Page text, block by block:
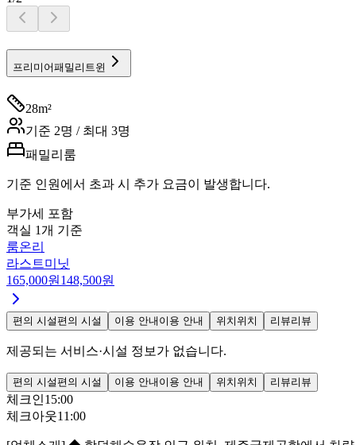
프리미어패밀리트윈
28m²
기준 2명 / 최대 3명
패밀리룸
기준 인원에서 초과 시 추가 요금이 발생합니다.
부가세 포함
객실 1개 기준
룸온리
라스트미닛
165,000원 148,500원
편의 시설 편의 시설 이용 안내 이용 안내 위치 위치 리뷰리뷰
제공되는 서비스·시설 정보가 없습니다.
편의 시설 편의 시설 이용 안내 이용 안내 위치 위치 리뷰리뷰
체크인15:00
체크아웃11:00